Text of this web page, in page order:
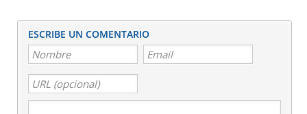
ESCRIBE UN COMENTARIO